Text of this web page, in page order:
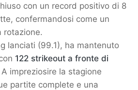
con un record positivo di 8
confermandosi come un
rotazione.
lanciati (99.1), ha mantenuto
122 strikeout a fronte di
A impreziosire la stagione
partite complete e una